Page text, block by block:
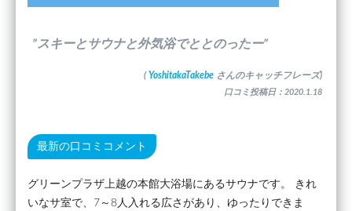
”スキーとサウナと外気浴でととのったー”
( YoshitakaTakebe さんのキャッチフレーズ)
口コミ投稿日：2020.1.18
最新の口コミコメント
グリーンプラザ上越の本館大浴場にあるサウナです。 きれ
いなサ室で、7～8人入れる広さがあり、ゆったりできま